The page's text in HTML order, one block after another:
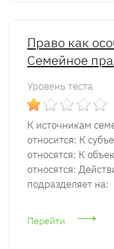
Право как
Семейное
Уровень теста
К источникам
относится: К
относятся: К
относятся:
подразделяет на:
Перейти